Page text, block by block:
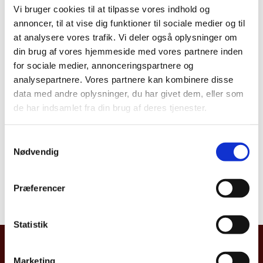
Vi bruger cookies til at tilpasse vores indhold og
annoncer, til at vise dig funktioner til sociale medier og til
at analysere vores trafik. Vi deler også oplysninger om
din brug af vores hjemmeside med vores partnere inden
for sociale medier, annonceringspartnere og
analysepartnere. Vores partnere kan kombinere disse
data med andre oplysninger, du har givet dem, eller som
de har indsamlet fra din brug af deres tjenester.
k
Nødvendig
Præferencer
Statistik
Marketing
Del på Facebook
Del på X (Twitter)
Del på LinkedIn
VÆLG ET LAND: